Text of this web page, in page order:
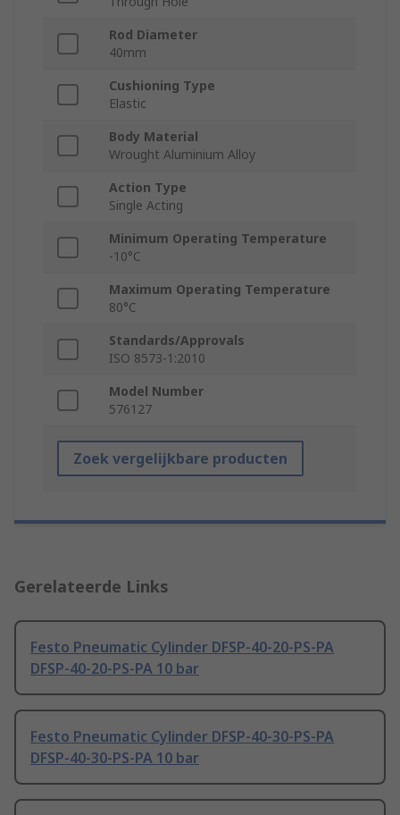
Rod Diameter
40mm
Cushioning Type
Elastic
Body Material
Wrought Aluminium Alloy
Action Type
Single Acting
Minimum Operating Temperature
-10°C
Maximum Operating Temperature
80°C
Standards/Approvals
ISO 8573-1:2010
Model Number
576127
Zoek vergelijkbare producten
Gerelateerde Links
Festo Pneumatic Cylinder DFSP-40-20-PS-PA
DFSP-40-20-PS-PA 10 bar
Festo Pneumatic Cylinder DFSP-40-30-PS-PA
DFSP-40-30-PS-PA 10 bar